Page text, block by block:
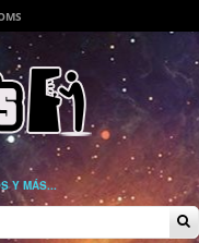
Y MÁS...